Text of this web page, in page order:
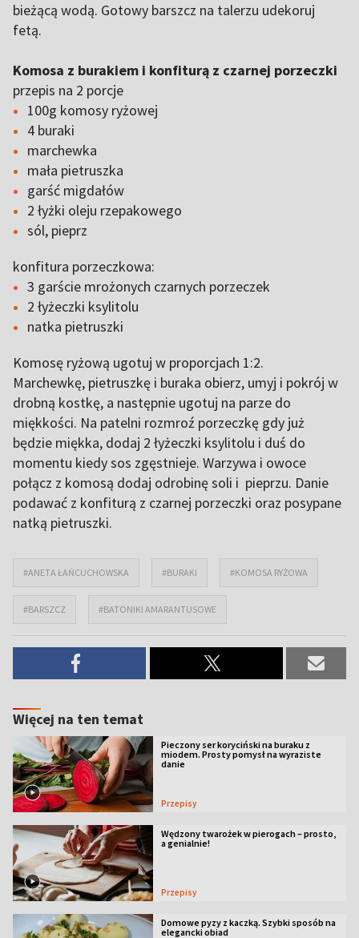
bieżącą wodą. Gotowy barszcz na talerzu udekoruj
fetą.
Komosa z burakiem i konfiturą z czarnej porzeczki
przepis na 2 porcje
100g komosy ryżowej
4 buraki
marchewka
mała pietruszka
garść migdałów
2 łyżki oleju rzepakowego
sól, pieprz
konfitura porzeczkowa:
3 garście mrożonych czarnych porzeczek
2 łyżeczki ksylitolu
natka pietruszki
Komosę ryżową ugotuj w proporcjach 1:2.
Marchewkę, pietruszkę i buraka obierz, umyj i pokrój w
drobną kostkę, a następnie ugotuj na parze do
miękkości. Na patelni rozmroź porzeczkę gdy już
będzie miękka, dodaj 2 łyżeczki ksylitolu i duś do
momentu kiedy sos zgęstnieje. Warzywa i owoce
połącz z komosą dodaj odrobinę soli i pieprzu. Danie
podawać z konfiturą z czarnej porzeczki oraz posypane
natką pietruszki.
#ANETA ŁAŃCUCHOWSKA #BURAKI #KOMOSA RYŻOWA
#BARSZCZ #BATONIKI AMARANTUSOWE
Więcej na ten temat
Pieczony ser koryciński na buraku z
miodem. Prosty pomysł na wyraziste
danie
Przepisy
Wędzony twarożek w pierogach – prosto,
a genialnie!
Przepisy
Domowe pyzy z kaczką. Szybki sposób na
elegancki obiad